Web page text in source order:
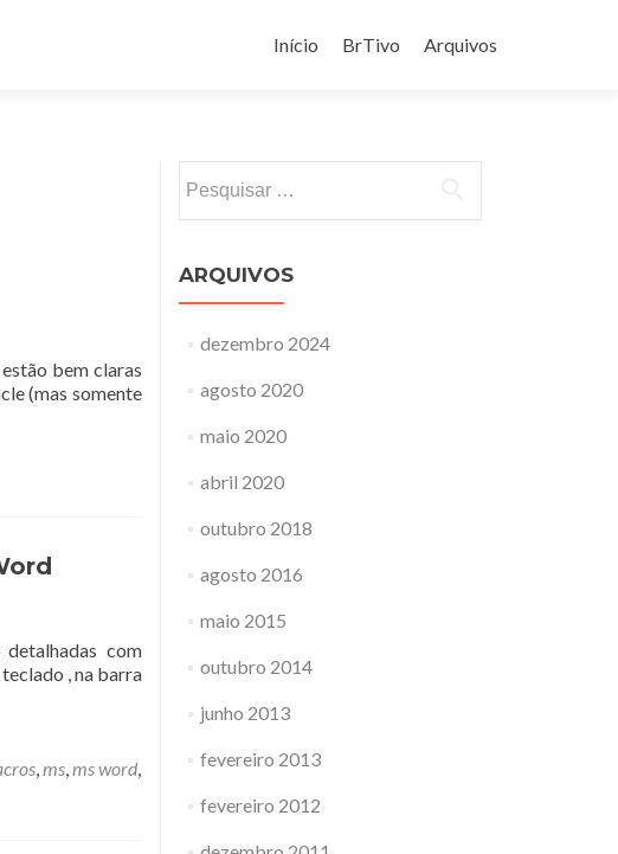
para
Início BrTivo Arquivos
bem claras
(mas somente
com
, na barra
,ms,ms word,
por:
ARQUIVOS
dezembro 2024
agosto 2020
maio 2020
abril 2020
outubro 2018
agosto 2016
maio 2015
outubro 2014
junho 2013
fevereiro 2013
fevereiro 2012